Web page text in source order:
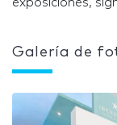
Galería de